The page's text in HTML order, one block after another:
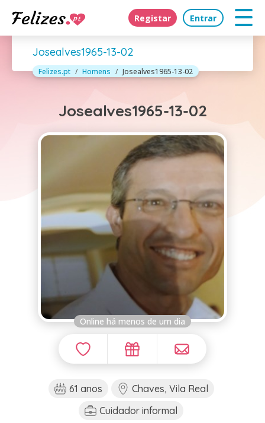
Registar Entrar
Josealves1965-13-02
Felizes.pt Homens Josealves1965-13-02
Josealves1965-13-02
Online há menos de um dia
61 anos
Chaves, Vila Real
Cuidador informal